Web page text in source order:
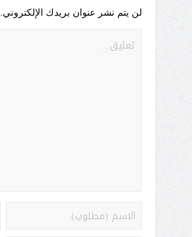
لن يتم نشر عنوان بريدك الإلكتروني.